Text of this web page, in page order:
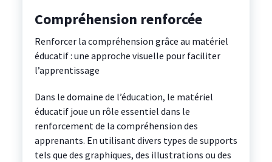
Compréhension renforcée
Renforcer la compréhension grâce au matériel
éducatif : une approche visuelle pour faciliter
l’apprentissage
Dans le domaine de l’éducation, le matériel
éducatif joue un rôle essentiel dans le
renforcement de la compréhension des
apprenants. En utilisant divers types de supports
tels que des graphiques, des illustrations ou des